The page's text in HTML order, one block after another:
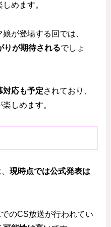
めます。
が登場する回では、
りが期待されるでしょ
対応も予定されており、
楽しめます。
現時点では公式発表は
のCS放送が行われてい